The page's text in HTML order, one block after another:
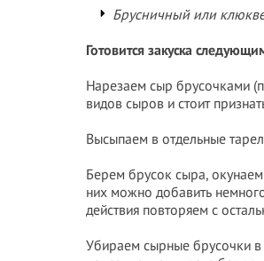
Брусничный или
Готовится закуска
Нарезаем сыр брусочками
видов сыров и стоит
Высыпаем в отдельные
Берем брусок сыра,
них можно добавить
действия повторяем с
Убираем сырные брусочки